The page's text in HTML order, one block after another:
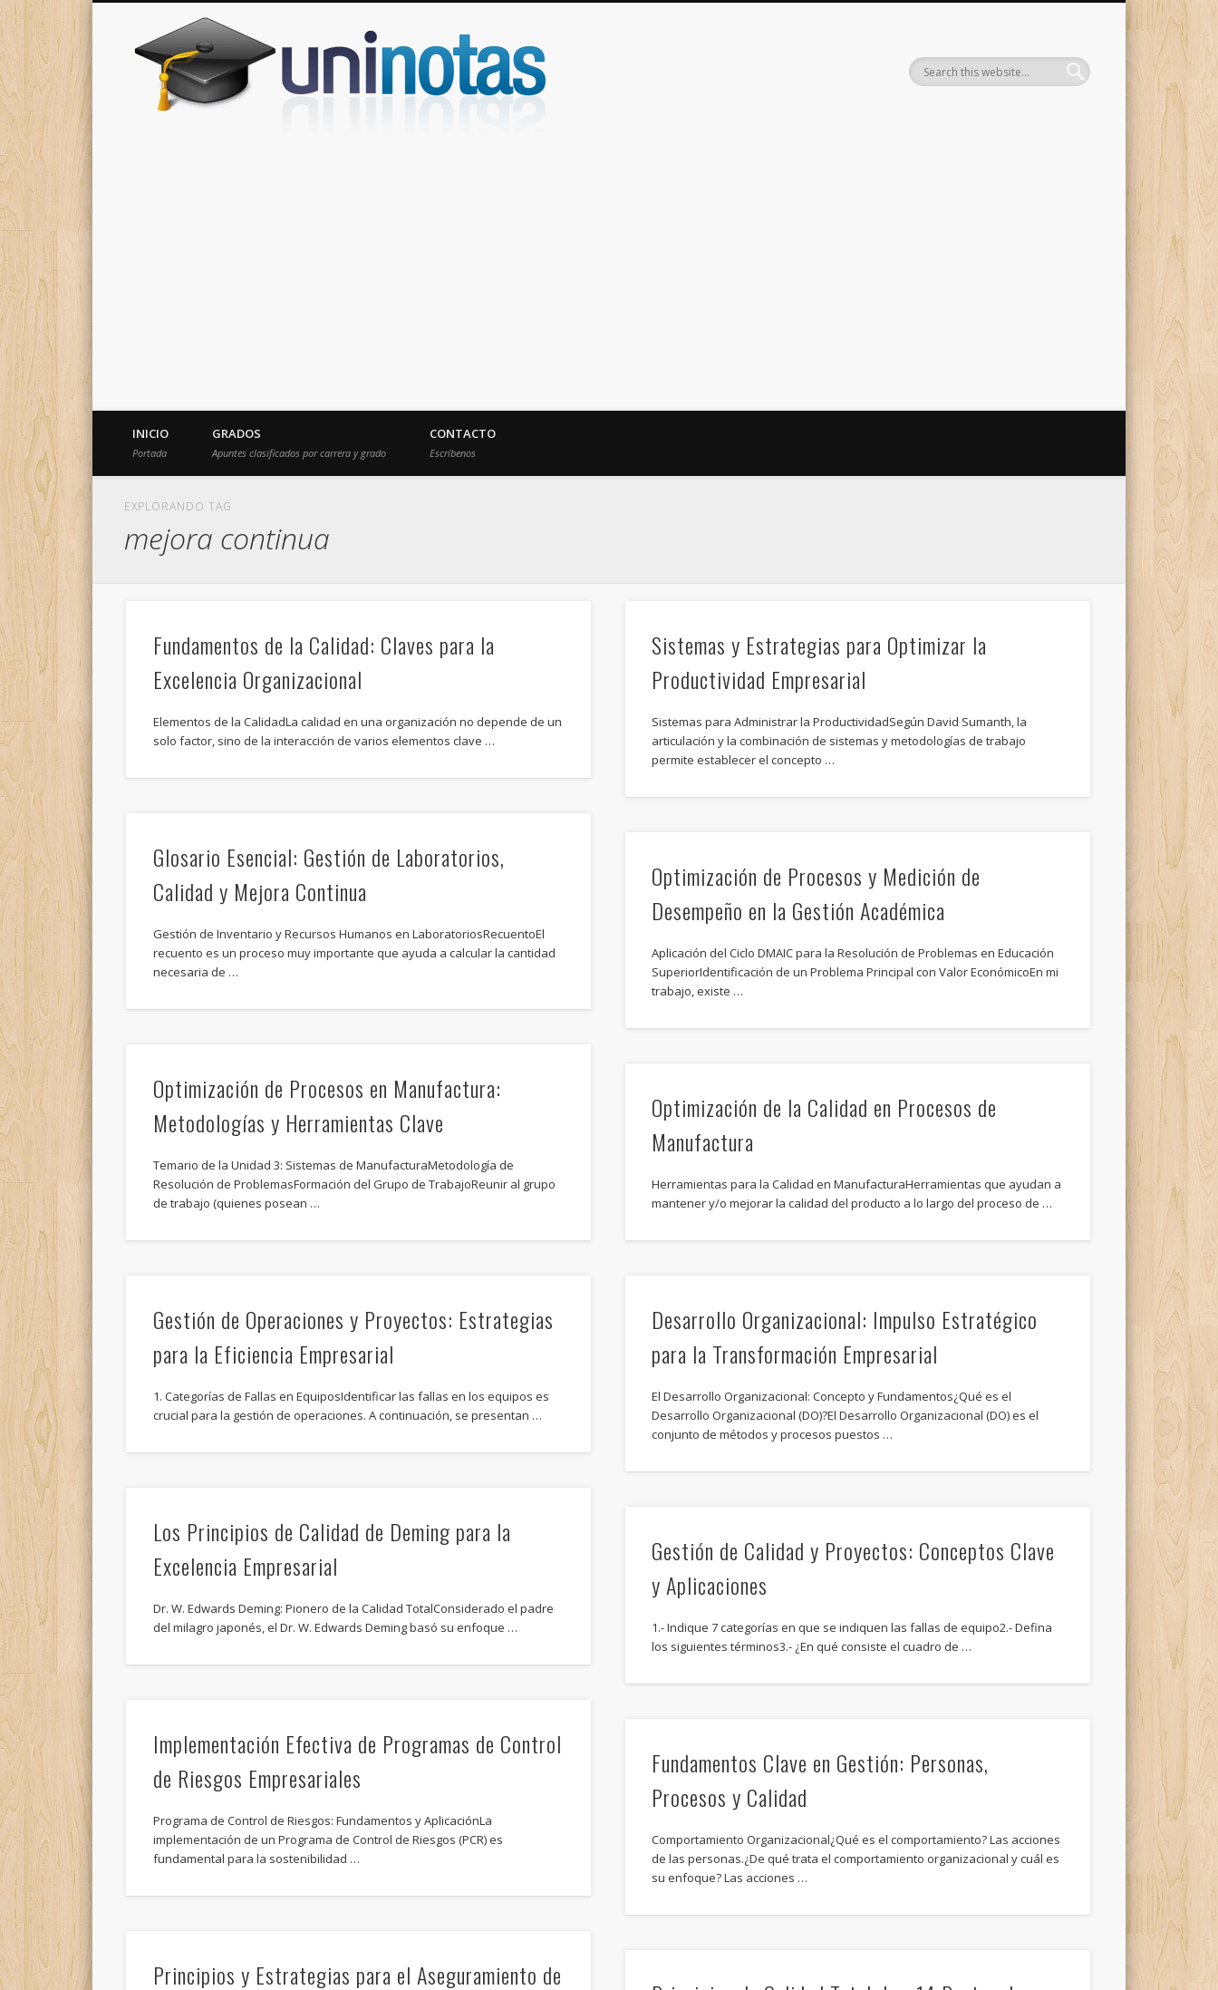
Donde encontrarás todas los apuntes de tu carrera
INICIO
Portada
GRADOS
Apuntes clasificados por carrera y grado
CONTACTO
Escríbenos
EXPLORANDO TAG
mejora continua
Fundamentos de la Calidad: Claves para la
Excelencia Organizacional
Elementos de la CalidadLa calidad en una organización no depende de un
solo factor, sino de la interacción de varios elementos clave …
Sistemas y Estrategias para Optimizar la
Productividad Empresarial
Sistemas para Administrar la ProductividadSegún David Sumanth, la
articulación y la combinación de sistemas y metodologías de trabajo
permite establecer el concepto …
Glosario Esencial: Gestión de Laboratorios,
Calidad y Mejora Continua
Gestión de Inventario y Recursos Humanos en LaboratoriosRecuentoEl
recuento es un proceso muy importante que ayuda a calcular la cantidad
necesaria de …
Optimización de Procesos y Medición de
Desempeño en la Gestión Académica
Aplicación del Ciclo DMAIC para la Resolución de Problemas en Educación
SuperiorIdentificación de un Problema Principal con Valor EconómicoEn mi
trabajo, existe …
Optimización de Procesos en Manufactura:
Metodologías y Herramientas Clave
Temario de la Unidad 3: Sistemas de ManufacturaMetodología de
Resolución de ProblemasFormación del Grupo de TrabajoReunir al grupo
de trabajo (quienes posean …
Optimización de la Calidad en Procesos de
Manufactura
Herramientas para la Calidad en ManufacturaHerramientas que ayudan a
mantener y/o mejorar la calidad del producto a lo largo del proceso de …
Gestión de Operaciones y Proyectos: Estrategias
para la Eficiencia Empresarial
1. Categorías de Fallas en EquiposIdentificar las fallas en los equipos es
crucial para la gestión de operaciones. A continuación, se presentan …
Desarrollo Organizacional: Impulso Estratégico
para la Transformación Empresarial
El Desarrollo Organizacional: Concepto y Fundamentos¿Qué es el
Desarrollo Organizacional (DO)?El Desarrollo Organizacional (DO) es el
conjunto de métodos y procesos puestos …
Los Principios de Calidad de Deming para la
Excelencia Empresarial
Dr. W. Edwards Deming: Pionero de la Calidad TotalConsiderado el padre
del milagro japonés, el Dr. W. Edwards Deming basó su enfoque …
Gestión de Calidad y Proyectos: Conceptos Clave
y Aplicaciones
1.- Indique 7 categorías en que se indiquen las fallas de equipo2.- Defina
los siguientes términos3.- ¿En qué consiste el cuadro de …
Implementación Efectiva de Programas de Control
de Riesgos Empresariales
Programa de Control de Riesgos: Fundamentos y AplicaciónLa
implementación de un Programa de Control de Riesgos (PCR) es
fundamental para la sostenibilidad …
Fundamentos Clave en Gestión: Personas,
Procesos y Calidad
Comportamiento Organizacional¿Qué es el comportamiento? Las acciones
de las personas.¿De qué trata el comportamiento organizacional y cuál es
su enfoque? Las acciones …
Principios y Estrategias para el Aseguramiento de